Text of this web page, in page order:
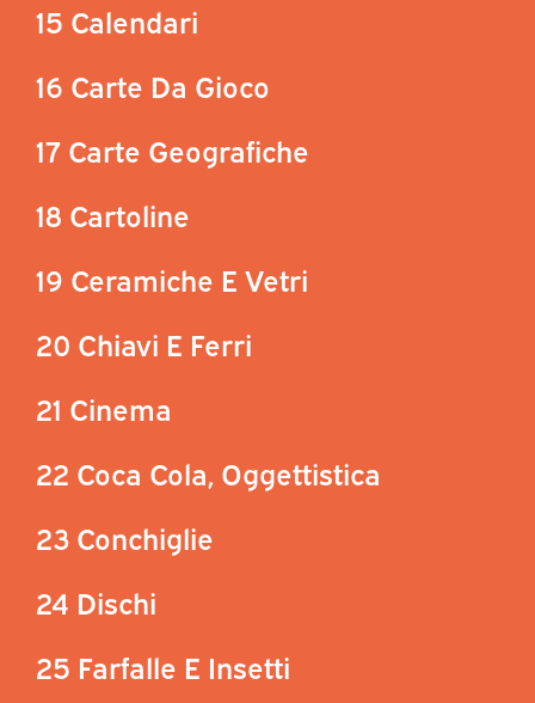
15 Calendari
16 Carte Da Gioco
17 Carte Geografiche
18 Cartoline
19 Ceramiche E Vetri
20 Chiavi E Ferri
21 Cinema
22 Coca Cola, Oggettistica
23 Conchiglie
24 Dischi
25 Farfalle E Insetti